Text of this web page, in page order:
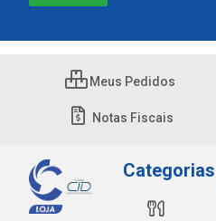
Meus Pedidos
Notas Fiscais
Categorias